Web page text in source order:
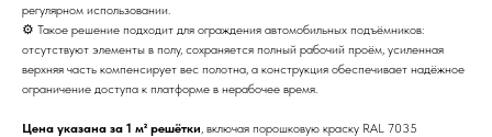
регулярном использовании.
⚙ Такое решение подходит для ограждения автомобильных подъёмников:
отсутствуют элементы в полу, сохраняется полный рабочий проём, усиленная
верхняя часть компенсирует вес полотна, а конструкция обеспечивает надёжное
ограничение доступа к платформе в нерабочее время.
Цена указана за 1 м² решётки, включая порошковую краску RAL 7035